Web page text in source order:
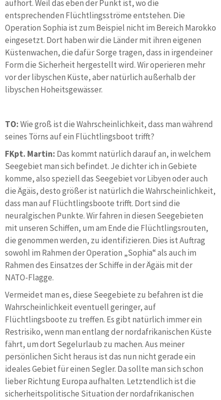
aufhört. Weil das eben der Punkt ist, wo die
entsprechenden Flüchtlingsströme entstehen. Die
Operation Sophia ist zum Beispiel nicht im Bereich Marokko
eingesetzt. Dort haben wir die Länder mit ihren eigenen
Küstenwachen, die dafür Sorge tragen, dass in irgendeiner
Form die Sicherheit hergestellt wird. Wir operieren mehr
vor der libyschen Küste, aber natürlich außerhalb der
libyschen Hoheitsgewässer.
TO:Wie groß ist die Wahrscheinlichkeit, dass man während
seines Törns auf ein Flüchtlingsboot trifft?
FKpt. Martin: Das kommt natürlich darauf an, in welchem
Seegebiet man sich befindet. Je dichter ich in Gebiete
komme, also speziell das Seegebiet vor Libyen oder auch
die Ägäis, desto größer ist natürlich die Wahrscheinlichkeit,
dass man auf Flüchtlingsboote trifft. Dort sind die
neuralgischen Punkte. Wir fahren in diesen Seegebieten
mit unseren Schiffen, um am Ende die Flüchtlingsrouten,
die genommen werden, zu identifizieren. Dies ist Auftrag
sowohl im Rahmen der Operation „Sophia“ als auch im
Rahmen des Einsatzes der Schiffe in der Ägäis mit der
NATO-Flagge.
Vermeidet man es, diese Seegebiete zu befahren ist die
Wahrscheinlichkeit eventuell geringer, auf
Flüchtlingsboote zu treffen. Es gibt natürlich immer ein
Restrisiko, wenn man entlang der nordafrikanischen Küste
fährt, um dort Segelurlaub zu machen. Aus meiner
persönlichen Sicht heraus ist das nun nicht gerade ein
ideales Gebiet für einen Segler. Da sollte man sich schon
lieber Richtung Europa aufhalten. Letztendlich ist die
sicherheitspolitische Situation der nordafrikanischen